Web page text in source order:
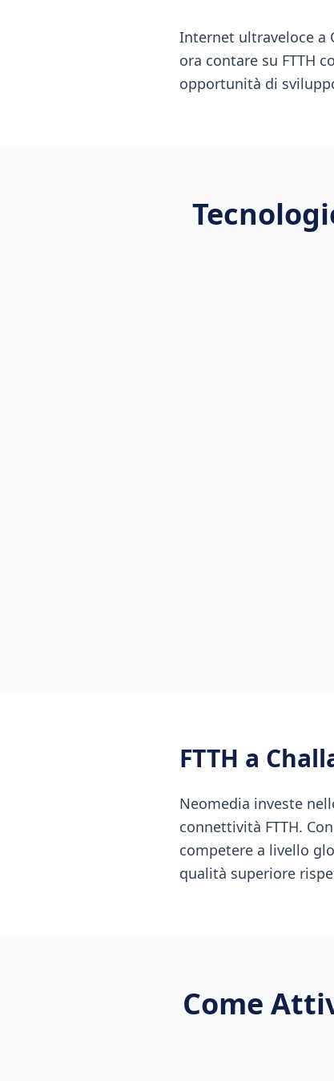
Internet ultraveloce a
ora contare su FTTH
opportunità di
FTTH a
Neomedia investe
connettività FTTH.
competere a livello
qualità superiore
Come